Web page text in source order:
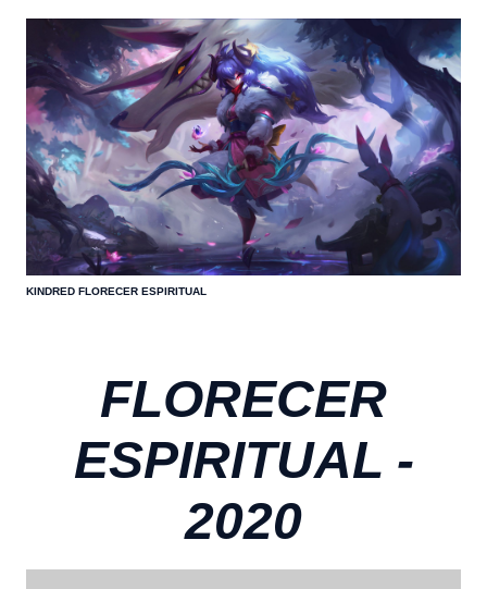
KINDRED FLORECER ESPIRITUAL
FLORECER
ESPIRITUAL -
2020